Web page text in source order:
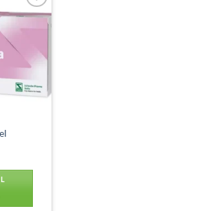
Aggiungi
alla lista
desideri